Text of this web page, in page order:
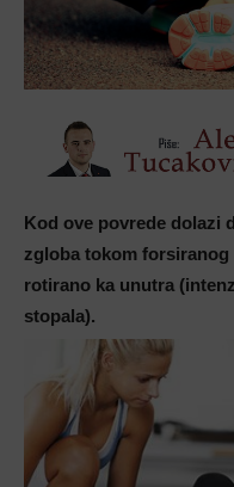
Kod ove povrede dolazi
zgloba tokom
rotirano ka unutra
stopala).